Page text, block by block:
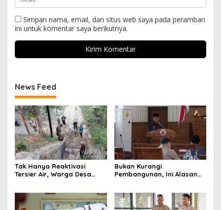
Simpan nama, email, dan situs web saya pada peramban
ini untuk komentar saya berikutnya.
News Feed
Tak Hanya Reaktivasi
Tersier Air, Warga Desa
Bukan Kurangi
Pembangunan, Ini Alasan
Daerah